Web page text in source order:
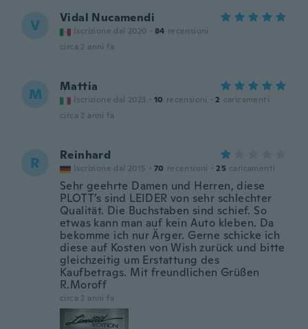
V Vidal Nucamendi
Iscrizione dal 2020 · 84 recensioni
circa 2 anni fa
M Mattia
Iscrizione dal 2023 · 10 recensioni · 2 caricamenti
circa 2 anni fa
R Reinhard
Iscrizione dal 2015 · 70 recensioni · 25 caricamenti
Sehr geehrte Damen und Herren, diese
PLOTT’s sind LEIDER von sehr schlechter
Qualität. Die Buchstaben sind schief. So
etwas kann man auf kein Auto kleben. Da
bekomme ich nur Ärger. Gerne schicke ich
diese auf Kosten von Wish zurück und bitte
gleichzeitig um Erstattung des
Kaufbetrags. Mit freundlichen Grüßen
R.Moroff
circa 2 anni fa